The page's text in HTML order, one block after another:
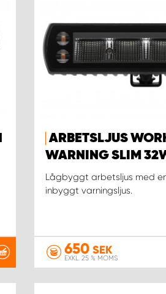
ARBETSLJUS
WARNING SLIM
Lågbyggt arbetsljus med
inbyggt varningsljus.
650 SEK
EXKL. 25 % MOMS